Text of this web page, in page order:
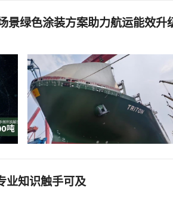
绿色涂装方案助力航运能效升
业知识触手可及